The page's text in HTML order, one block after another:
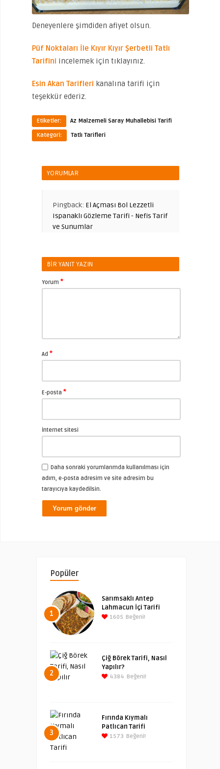
Deneyenlere şimdiden afiyet olsun.
Püf Noktaları İle Kıyır Kıyır Şerbetli Tatlı
Tarifini incelemek için tıklayınız.
Esin Akan Tarifleri kanalına tarifi için
teşekkür ederiz.
Etiketler:
Az Malzemeli Saray Muhallebisi Tarifi
Kategori:
Tatlı Tarifleri
YORUMLAR
Pingback: El Açması Bol Lezzetli
Ispanaklı Gözleme Tarifi - Nefis Tarif
ve Sunumlar
BIR YANIT YAZIN
Yorum *
Ad *
E-posta *
İnternet sitesi
Daha sonraki yorumlarımda kullanılması için
adım, e-posta adresim ve site adresim bu
tarayıcıya kaydedilsin.
Popüler
1
Sarımsaklı Antep
Lahmacun İçi Tarifi
1605 Beğeni!
2
Çiğ Börek Tarifi, Nasıl
Yapılır?
4384 Beğeni!
3
Fırında Kıymalı
Patlıcan Tarifi
1573 Beğeni!